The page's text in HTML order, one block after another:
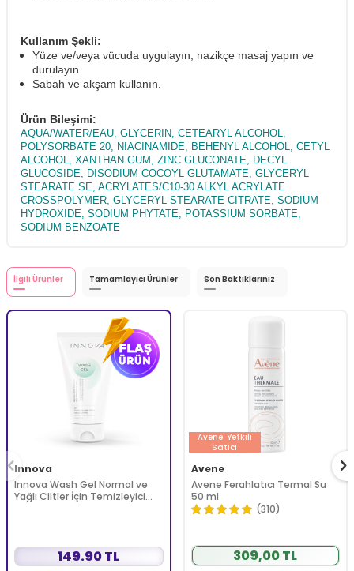
Kullanım Şekli:
Yüze ve/veya vücuda uygulayın, nazikçe masaj yapın ve
durulayın.
Sabah ve akşam kullanın.
Ürün Bileşimi:
AQUA/WATER/EAU, GLYCERIN, CETEARYL ALCOHOL,
POLYSORBATE 20, NIACINAMIDE, BEHENYL ALCOHOL, CETYL
ALCOHOL, XANTHAN GUM, ZINC GLUCONATE, DECYL
GLUCOSIDE, DISODIUM COCOYL GLUTAMATE, GLYCERYL
STEARATE SE, ACRYLATES/C10-30 ALKYL ACRYLATE
CROSSPOLYMER, GLYCERYL STEARATE CITRATE, SODIUM
HYDROXIDE, SODIUM PHYTATE, POTASSIUM SORBATE,
SODIUM BENZOATE
İlgili Ürünler Tamamlayıcı Ürünler Son Baktıklarınız
Innova
Innova Wash Gel Normal ve
Yağlı Ciltler İçin Temizleyici
149.90 TL
Avene Yetkili
Satıcı
Avene
Avene Ferahlatıcı Termal Su
50 ml
(310)
309,00 TL